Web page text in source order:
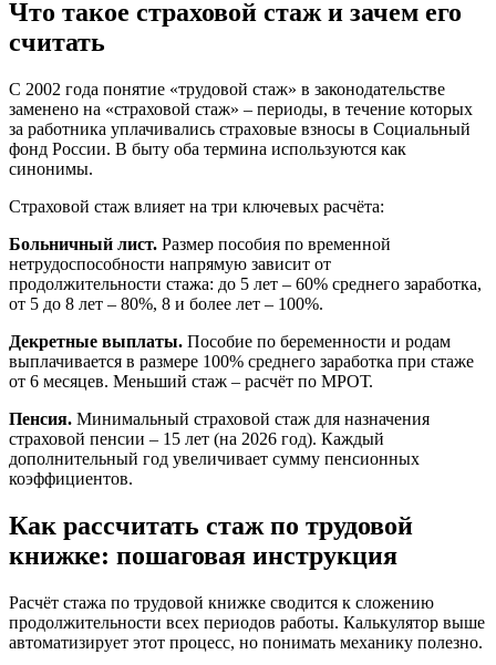
Что такое страховой стаж и зачем его
считать
С 2002 года понятие «трудовой стаж» в законодательстве
заменено на «страховой стаж» – периоды, в течение которых
за работника уплачивались страховые взносы в Социальный
фонд России. В быту оба термина используются как
синонимы.
Страховой стаж влияет на три ключевых расчёта:
Больничный лист. Размер пособия по временной
нетрудоспособности напрямую зависит от
продолжительности стажа: до 5 лет – 60% среднего заработка,
от 5 до 8 лет – 80%, 8 и более лет – 100%.
Декретные выплаты. Пособие по беременности и родам
выплачивается в размере 100% среднего заработка при стаже
от 6 месяцев. Меньший стаж – расчёт по МРОТ.
Пенсия. Минимальный страховой стаж для назначения
страховой пенсии – 15 лет (на 2026 год). Каждый
дополнительный год увеличивает сумму пенсионных
коэффициентов.
Как рассчитать стаж по трудовой
книжке: пошаговая инструкция
Расчёт стажа по трудовой книжке сводится к сложению
продолжительности всех периодов работы. Калькулятор выше
автоматизирует этот процесс, но понимать механику полезно.